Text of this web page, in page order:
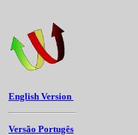
English Version
Versão Portugês